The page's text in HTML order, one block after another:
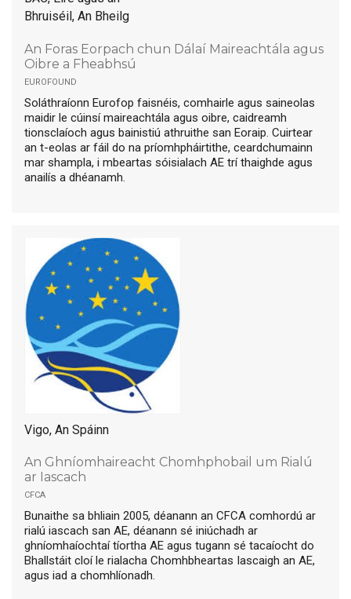
Bhruiséil, An Bheilg
An Foras Eorpach chun Dálaí Maireachtála agus
Oibre a Fheabhsú
eurofound
Soláthraíonn Eurofop faisnéis, comhairle agus saineolas
maidir le cúinsí maireachtála agus oibre, caidreamh
tionsclaíoch agus bainistiú athruithe san Eoraip. Cuirtear
an t-eolas ar fáil do na príomhpháirtithe, ceardchumainn
mar shampla, i mbeartas sóisialach AE trí thaighde agus
anailís a dhéanamh.
Vigo, An Spáinn
An Ghníomhaireacht Chomhphobail um Rialú
ar Iascach
cfca
Bunaithe sa bhliain 2005, déanann an CFCA comhordú ar
rialú iascach san AE, déanann sé iniúchadh ar
ghníomhaíochtaí tíortha AE agus tugann sé tacaíocht do
Bhallstáit cloí le rialacha Chomhbheartas Iascaigh an AE,
agus iad a chomhlíonadh.